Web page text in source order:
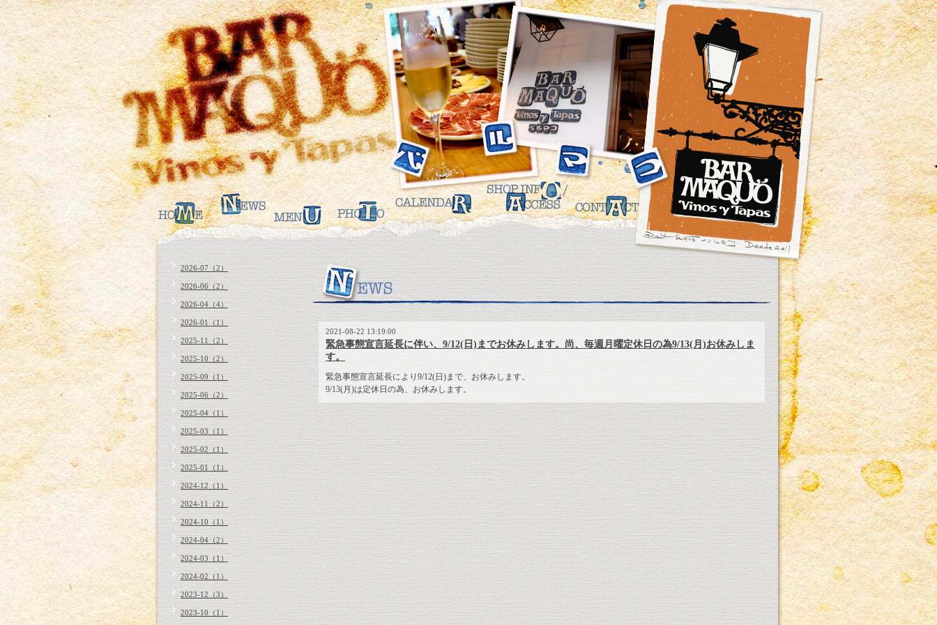
2021-08-22 13:19:00
緊急事態宣言延長に伴い、9/12(日)までお休みします。尚、毎週月曜定休日の為9/13(月)お休みしま
す。
緊急事態宣言延長により9/12(日)まで、お休みします。
9/13(月)は定休日の為、お休みします。
2026-07（2）
2026-06（2）
2026-04（4）
2026-01（1）
2025-11（2）
2025-10（2）
2025-09（1）
2025-06（2）
2025-04（1）
2025-03（1）
2025-02（1）
2025-01（1）
2024-12（1）
2024-11（2）
2024-10（1）
2024-04（2）
2024-03（1）
2024-02（1）
2023-12（3）
2023-10（1）